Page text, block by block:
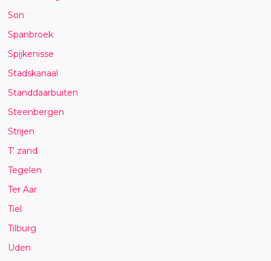
Son
Spanbroek
Spijkenisse
Stadskanaal
Standdaarbuiten
Steenbergen
Strijen
T' zand
Tegelen
Ter Aar
Tiel
Tilburg
Uden